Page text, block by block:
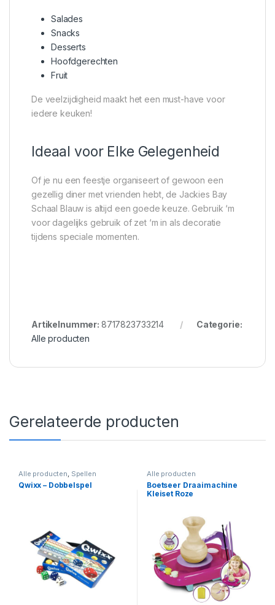
Salades
Snacks
Desserts
Hoofdgerechten
Fruit
De veelzijdigheid maakt het een must-have voor
iedere keuken!
Ideaal voor Elke Gelegenheid
Of je nu een feestje organiseert of gewoon een
gezellig diner met vrienden hebt, de Jackies Bay
Schaal Blauw is altijd een goede keuze. Gebruik ‘m
voor dagelijks gebruik of zet ‘m in als decoratie
tijdens speciale momenten.
Artikelnummer: 8717823733214
Categorie:
Alle producten
Gerelateerde producten
Alle producten, Spellen
Qwixx – Dobbelspel
Alle producten
Boetseer Draaimachine
Kleiset Roze